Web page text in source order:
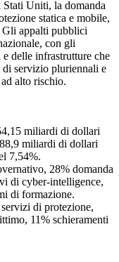
Uniti, la domanda
statica e mobile,
Gli appalti pubblici
con gli
delle infrastrutture che
servizio pluriennali e
alto rischio.
miliardi di dollari
miliardi di dollari
7,54%.
28% domanda
di cyber-intelligence,
di formazione.
di protezione,
11% schieramenti